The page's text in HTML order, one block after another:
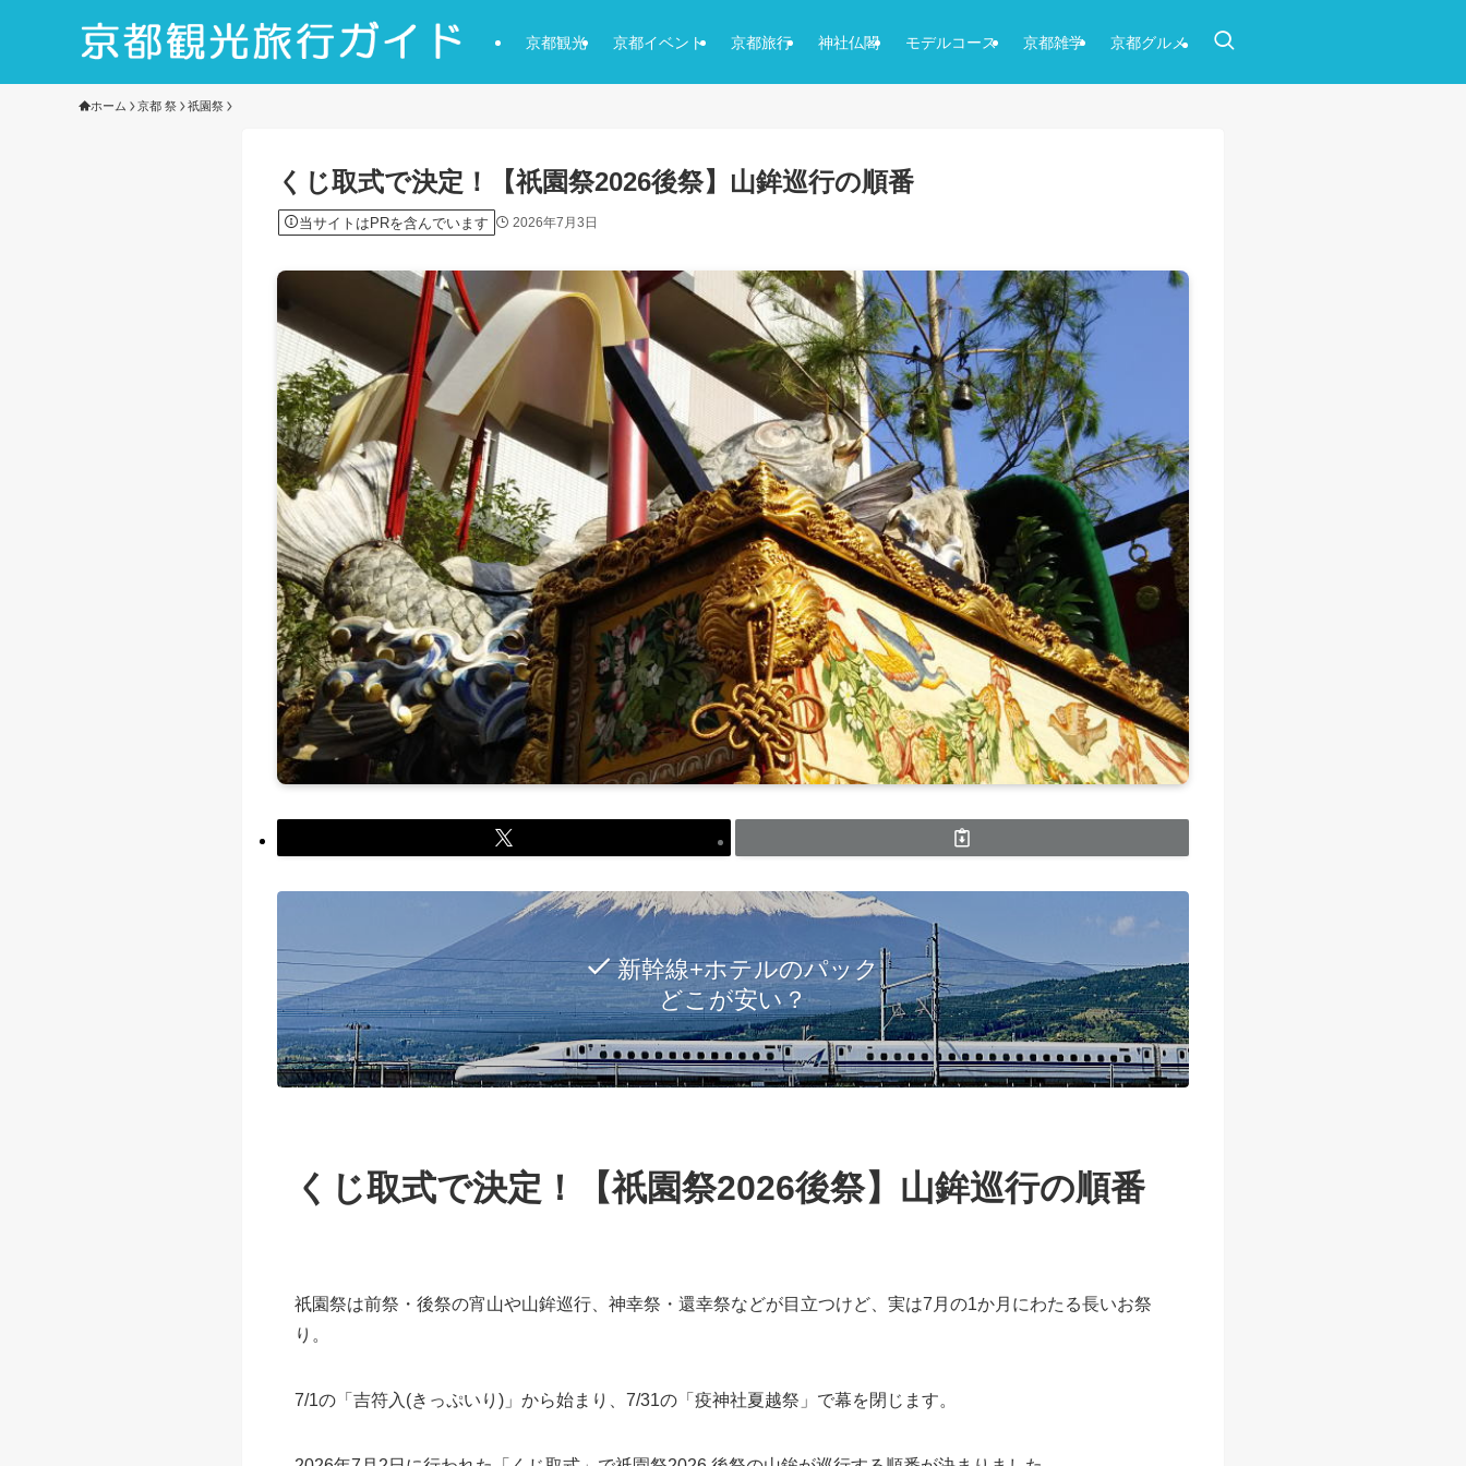
京都観光 京都イベント 京都旅行 神社仏閣 モデルコース 京都雑学 京都グルメ
ホーム 京都 祭 祇園祭
くじ取式で決定！【祇園祭2026後祭】山鉾巡行の順番
当サイトはPRを含んでいます 2026年7月3日
新幹線+ホテルのパック
どこが安い？
くじ取式で決定！【祇園祭2026後祭】山鉾巡行の順番
祇園祭は前祭・後祭の宵山や山鉾巡行、神幸祭・還幸祭などが目立つけど、実は7月の1か月にわたる長いお祭
り。
7/1の「吉符入(きっぷいり)」から始まり、7/31の「疫神社夏越祭」で幕を閉じます。